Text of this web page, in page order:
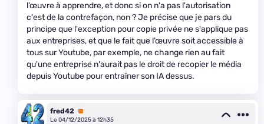
l’œuvre à apprendre, et donc si on n'a pas l'autorisation
c'est de la contrefaçon, non ? Je précise que je pars du
principe que l'exception pour copie privée ne s'applique pas
aux entreprises, et que le fait que l’œuvre soit accessible à
tous sur Youtube, par exemple, ne change rien au fait
qu'une entreprise n'aurait pas le droit de recopier le média
depuis Youtube pour entraîner son IA dessus.
fred42 Premium
Le 04/12/2025 à 12h35